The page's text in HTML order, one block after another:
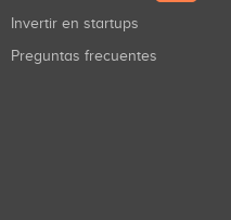
Invertir en startups
Preguntas frecuentes